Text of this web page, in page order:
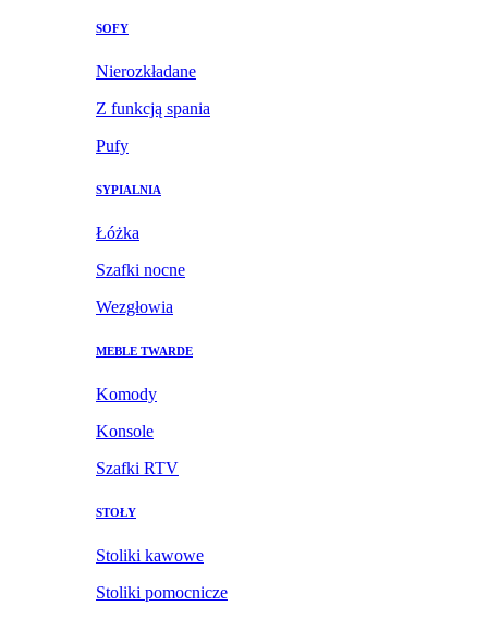
SOFY
Nierozkładane
Z funkcją spania
Pufy
SYPIALNIA
Łóżka
Szafki nocne
Wezgłowia
MEBLE TWARDE
Komody
Konsole
Szafki RTV
STOŁY
Stoliki kawowe
Stoliki pomocnicze